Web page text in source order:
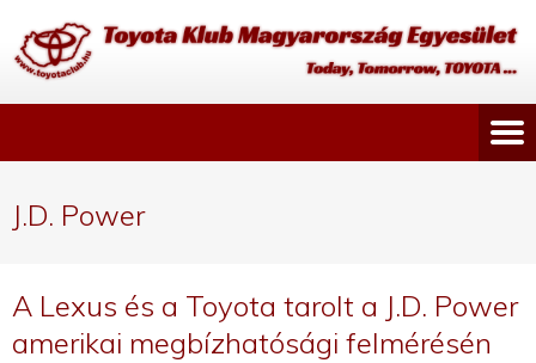
J.D. Power
A Lexus és a Toyota tarolt a J.D. Power
amerikai megbízhatósági felmérésén